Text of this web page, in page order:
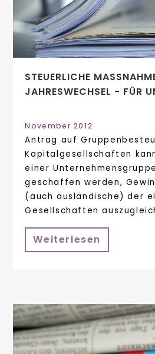
STEUERLICHE
AHRESWECHSEL - FÜR
November 2012
Antrag auf
Kapitalgesellschaften
einer
geschaffen werden,
(auch ausländische) der
Gesellschaften
Weiterlesen